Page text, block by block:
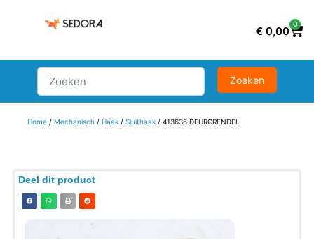
€ 0,00
0
Home/ Mechanisch/ Haak/ Sluithaak/ 413636 DEURGRENDEL
Deel dit product